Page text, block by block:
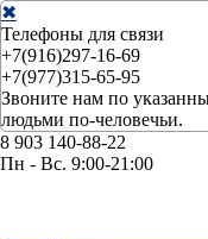
✖
Телефоны для связи
+7(916)297-16-69
+7(977)315-65-95
Звоните нам по
людьми по-человечьи.
8 903 140-88-22
Пн - Вс. 9:00-21:00